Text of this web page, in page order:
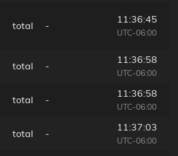
total -
11:36:45
UTC-06:00
total -
11:36:58
UTC-06:00
total -
11:36:58
UTC-06:00
total -
11:37:03
UTC-06:00